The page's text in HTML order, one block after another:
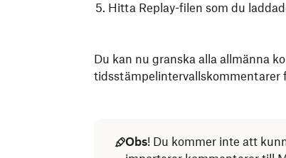
Hitta Replay-filen som du
Du kan nu granska alla allmänna
tidsstämpelintervallskommentarer
Obs! Du kommer inte att